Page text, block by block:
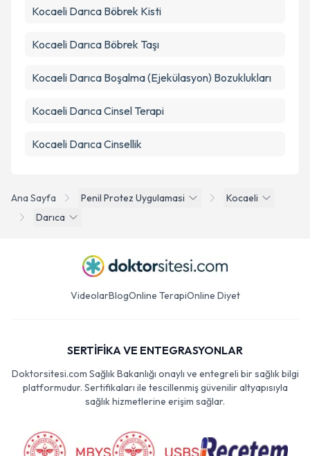
Ana Sayfa Penil Protez Uygulamasi
Kocaeli
Darıca
Kocaeli Darıca Böbrek Kisti
Kocaeli Darıca Böbrek Taşı
Kocaeli Darıca Boşalma (Ejekülasyon) Bozuklukları
Kocaeli Darıca Cinsel Terapi
Kocaeli Darıca Cinsellik
VideolarBlogOnline TerapiOnline Diyet
SERTİFİKA VE ENTEGRASYONLAR
Doktorsitesi.com Sağlık Bakanlığı onaylı ve entegreli bir sağlık bilgi
platformudur. Sertifikaları ile tescillenmiş güvenilir altyapısıyla
sağlık hizmetlerine erişim sağlar.